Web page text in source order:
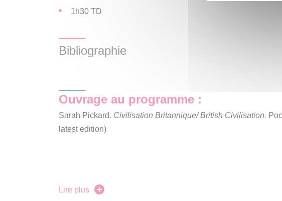
1h30 TD
Bibliographie
Ouvrage au programme :
Sarah Pickard. Civilisation Britannique/ British Civilisation.
latest edition)
Bibliographie complémentaire :
Lire plus